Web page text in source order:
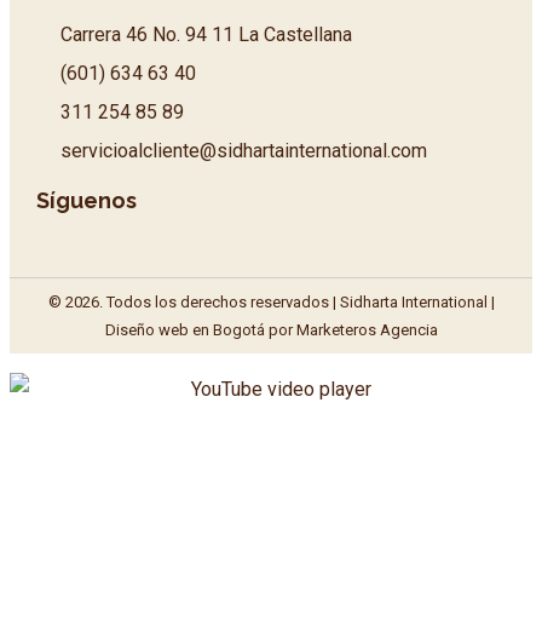
Carrera 46 No. 94 11 La Castellana
(601) 634 63 40
311 254 85 89
servicioalcliente@sidhartainternational.com
Síguenos
© 2026. Todos los derechos reservados | Sidharta International |
Diseño web en Bogotá por Marketeros Agencia